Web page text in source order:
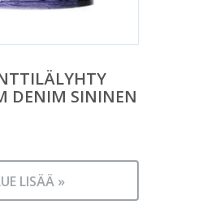
DENIM SININEN
LISÄÄ »